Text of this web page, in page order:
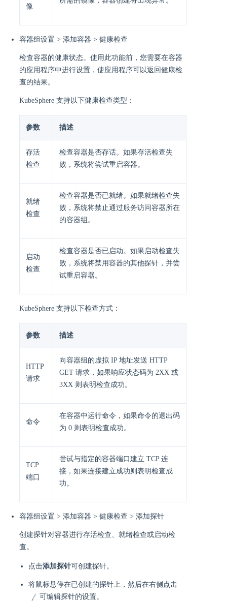
像
容器组设置 > 添加容器 > 健康检查
检查容器的健康状态。使用此功能前，您需要在容器
的应用程序中进行设置，使应用程序可以返回健康检
查的结果。
KubeSphere 支持以下健康检查类型：
参数 描述
存活
检查
检查容器是否存话。如果存活检查失
败，系统将尝试重启容器。
就绪
检查
检查容器是否已就绪。如果就绪检查失
败，系统将禁止通过服务访问容器所在
的容器组。
启动
检查
检查容器是否已启动。如果启动检查失
败，系统将禁用容器的其他探针，并尝
试重启容器。
KubeSphere 支持以下检查方式：
参数 描述
HTTP
请求
向容器组的虚拟 IP 地址发送 HTTP
GET 请求，如果响应状态码为 2XX 或
3XX 则表明检查成功。
命令
在容器中运行命令，如果命令的退出码
为 0 则表明检查成功。
TCP
端口
尝试与指定的容器端口建立 TCP 连
接，如果连接建立成功则表明检查成
功。
容器组设置 > 添加容器 > 健康检查 > 添加探针
创建探针对容器进行存活检查、就绪检查或启动检
查。
点击添加探针可创建探针。
将鼠标悬停在已创建的探针上，然后在右侧点击
可编辑探针的设置。